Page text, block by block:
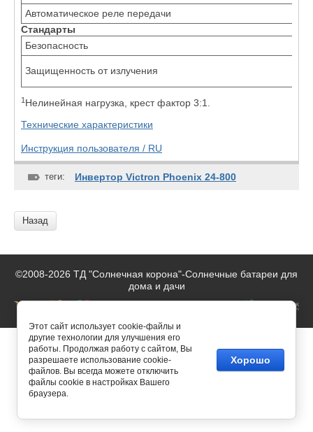
Автоматическое реле передачи
Стандарты
Безопасность
Защищенность от излучения
1 Нелинейная нагрузка, крест фактор 3:1.
Технические характеристики
Инструкция пользователя / RU
теги: Инвертор Victron Phoenix 24-800
Назад
©2008-2026 ТД "Солнечная корона"-Солнечные батареи для
дома и дачи
Этот сайт использует cookie-файлы и
другие технологии для улучшения его
работы. Продолжая работу с сайтом, Вы
разрешаете использование cookie-
файлов. Вы всегда можете отключить
файлы cookie в настройках Вашего
браузера.
Хорошо